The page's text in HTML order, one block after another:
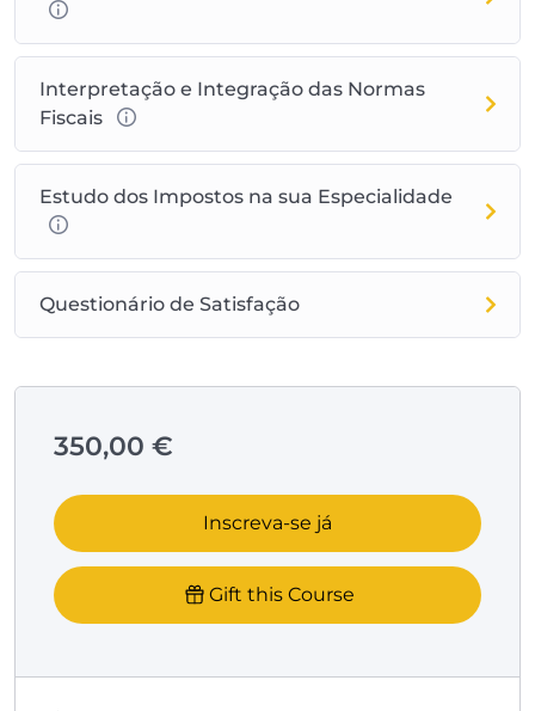
Interpretação e Integração das Normas
Fiscais
Estudo dos Impostos na sua Especialidade
Questionário de Satisfação
350,00 €
Inscreva-se já
Gift this Course